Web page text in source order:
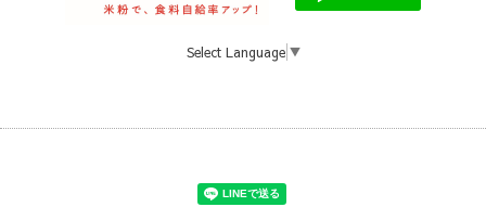
Select Language ▼